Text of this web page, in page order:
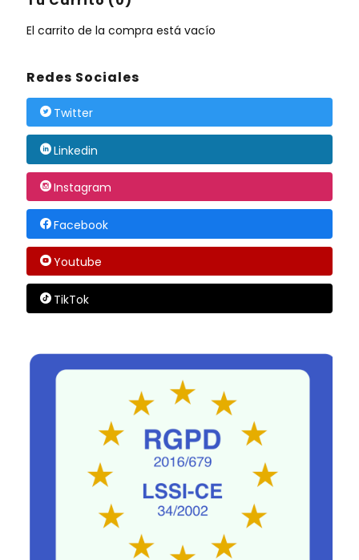
El carrito de la compra está vacío
Redes Sociales
Twitter
Linkedin
Instagram
Facebook
Youtube
TikTok